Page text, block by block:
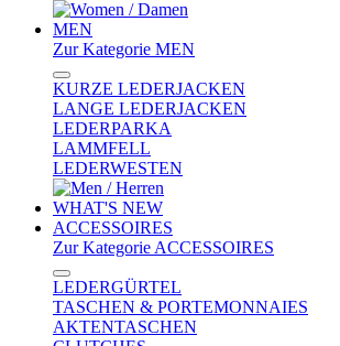
MEN
Zur Kategorie MEN
KURZE LEDERJACKEN
LANGE LEDERJACKEN
LEDERPARKA
LAMMFELL
LEDERWESTEN
WHAT'S NEW
ACCESSOIRES
Zur Kategorie ACCESSOIRES
LEDERGÜRTEL
TASCHEN & PORTEMONNAIES
AKTENTASCHEN